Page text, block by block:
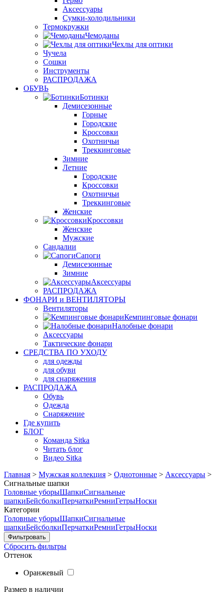
Аксессуары
Сумки-холодильники
Термокружки
Чемоданы
Чехлы для оптики
Чучела
Сошки
Инструменты
РАСПРОДАЖА
ОБУВЬ
Ботинки
Демисезонные
Горные
Городские
Кроссовки
Охотничьи
Треккинговые
Зимние
Летние
Городские
Кроссовки
Охотничьи
Треккинговые
Женские
Кроссовки
Женские
Мужские
Сандалии
Сапоги
Демисезонные
Зимние
Аксессуары
РАСПРОДАЖА
ФОНАРИ и ВЕНТИЛЯТОРЫ
Вентиляторы
Кемпинговые фонари
Налобные фонари
Аксессуары
Тактические фонари
СРЕДСТВА ПО УХОДУ
для одежды
для обуви
для снаряжения
РАСПРОДАЖА
Обувь
Одежда
Снаряжение
Где купить
БЛОГ
Команда Sitka
Читать блог
Видео Sitka
Главная > Мужская коллекция > Однотонные > Аксессуары >
Сигнальные шапки
Головные уборыШапкиСигнальные
шапкиБейсболкиПерчаткиРемниГетрыНоски
Категории
Головные уборыШапкиСигнальные
шапкиБейсболкиПерчаткиРемниГетрыНоски
Сбросить фильтры
Оттенок
Оранжевый
Размер в наличии